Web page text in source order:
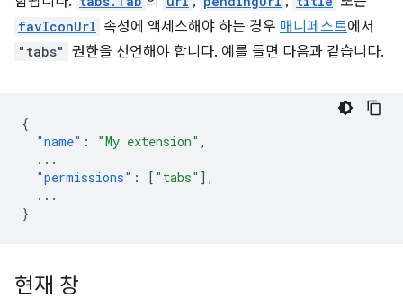
favIconUrl 속성에 액세스해야 하는 경우 매니페스트에서
"tabs" 권한을 선언해야 합니다. 예를 들면 다음과 같습니다.
{
"name" : "My extension" ,
...
"permissions" : [ "tabs" ],
...
}
현재 창